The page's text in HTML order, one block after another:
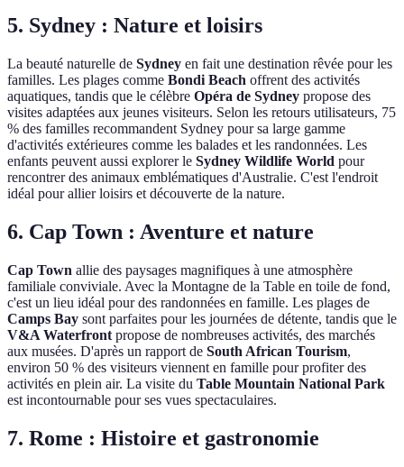
5. Sydney : Nature et loisirs
La beauté naturelle de Sydney en fait une destination rêvée pour les
familles. Les plages comme Bondi Beach offrent des activités
aquatiques, tandis que le célèbre Opéra de Sydney propose des
visites adaptées aux jeunes visiteurs. Selon les retours utilisateurs, 75
% des familles recommandent Sydney pour sa large gamme
d'activités extérieures comme les balades et les randonnées. Les
enfants peuvent aussi explorer le Sydney Wildlife World pour
rencontrer des animaux emblématiques d'Australie. C'est l'endroit
idéal pour allier loisirs et découverte de la nature.
6. Cap Town : Aventure et nature
Cap Town allie des paysages magnifiques à une atmosphère
familiale conviviale. Avec la Montagne de la Table en toile de fond,
c'est un lieu idéal pour des randonnées en famille. Les plages de
Camps Bay sont parfaites pour les journées de détente, tandis que le
V&A Waterfront propose de nombreuses activités, des marchés
aux musées. D'après un rapport de South African Tourism,
environ 50 % des visiteurs viennent en famille pour profiter des
activités en plein air. La visite du Table Mountain National Park
est incontournable pour ses vues spectaculaires.
7. Rome : Histoire et gastronomie